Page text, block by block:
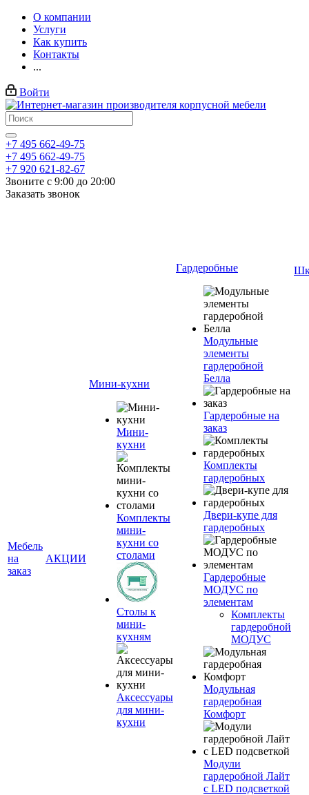
О компании
Услуги
Как купить
Контакты
...
Войти
+7 495 662-49-75
+7 495 662-49-75
+7 920 621-82-67
Звоните с 9:00 до 20:00
Заказать звонок
Мебель
на
заказ
АКЦИИ
Мини-кухни
Мини-
кухни
Комплекты
мини-
кухни со
столами
Столы к
мини-
кухням
Аксессуары
для мини-
кухни
Гардеробные
Модульные
элементы
гардеробной
Белла
Гардеробные на
заказ
Комплекты
гардеробных
Двери-купе для
гардеробных
Гардеробные
МОДУС по
элементам
Комплекты
гардеробной
МОДУС
Модульная
гардеробная
Комфорт
Модули
гардеробной Лайт
с LED подсветкой